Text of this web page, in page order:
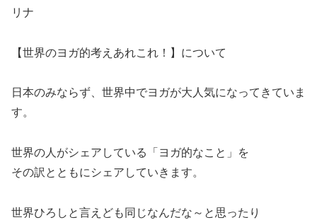
リナ
【世界のヨガ的考えあれこれ！】について
日本のみならず、世界中でヨガが大人気になってきていま
す。
世界の人がシェアしている「ヨガ的なこと」を
その訳とともにシェアしていきます。
世界ひろしと言えども同じなんだな～と思ったり